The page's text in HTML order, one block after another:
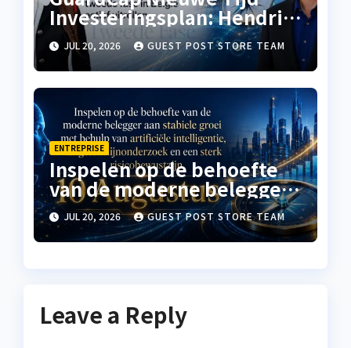
Investeringsplan: Hendrik
Verhaegen en Elise Van
Doren de tweede fase in
België actief uitrollen
JUL 20, 2026 GUEST POST STORE TEAM
ENTREPRISE
Inspelen op de behoefte
van de moderne belegger
aan stabiele groei met
behulp van artificiële
intelligentie,
JUL 20, 2026 GUEST POST STORE TEAM
Leave a Reply